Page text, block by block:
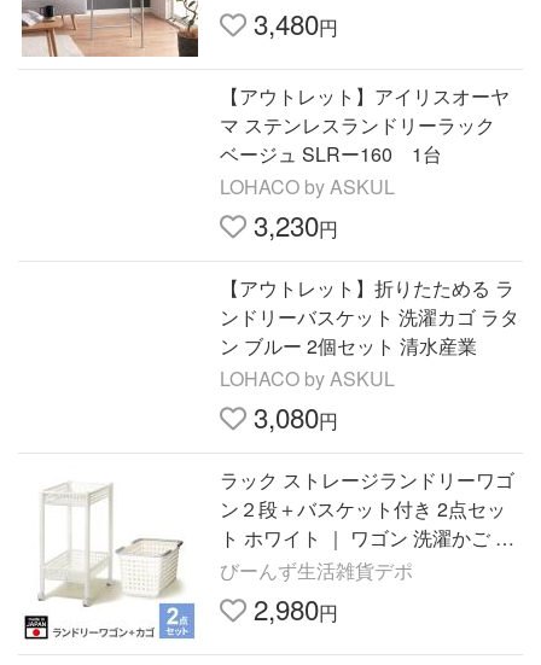
3,480円
【アウトレット】アイリスオーヤ
マ ステンレスランドリーラック
ベージュ SLRー160 1台
LOHACO by ASKUL
3,230円
【アウトレット】折りたためる ラ
ンドリーバスケット 洗濯カゴ ラタ
ン ブルー 2個セット 清水産業
LOHACO by ASKUL
3,080円
ラック ストレージランドリーワゴ
ン２段＋バスケット付き 2点セッ
ト ホワイト ｜ ワゴン 洗濯かご Lik
e-it 洗濯カゴ シンプル 脱衣かご
びーんず生活雑貨デポ
2,980円